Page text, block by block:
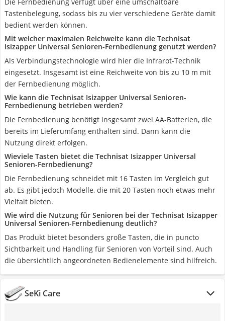
Tastenbelegung, sodass bis zu vier verschiedene Geräte damit
bedient werden können.
Mit welcher maximalen Reichweite kann die Technisat
Isizapper Universal Senioren-Fernbedienung genutzt werden?
Als Verbindungstechnologie wird hier die Infrarot-Technik
eingesetzt. Insgesamt ist eine Reichweite von bis zu 10 m mit
der Fernbedienung möglich.
Wie kann die Technisat Isizapper Universal Senioren-
Fernbedienung betrieben werden?
Die Fernbedienung benötigt insgesamt zwei AA-Batterien, die
bereits im Lieferumfang enthalten sind. Dann kann die
Nutzung direkt erfolgen.
Wieviele Tasten bietet die Technisat Isizapper Universal
Senioren-Fernbedienung?
Die Fernbedienung schneidet mit 16 Tasten im Vergleich gut
ab. Es gibt jedoch Modelle, die mit 20 Tasten noch etwas mehr
Vielfalt bieten.
Wie wird die Nutzung für Senioren bei der Technisat Isizapper
Universal Senioren-Fernbedienung deutlich?
Das Produkt bietet besonders große Tasten, die in puncto
Sichtbarkeit und Handling für Senioren von Vorteil sind. Auch
die übersichtlich angeordneten Bedienelemente sind hilfreich.
SeKi Care